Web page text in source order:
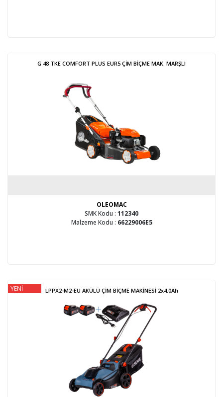
G 48 TKE COMFORT PLUS EUR5 ÇİM BİÇME MAK. MARŞLI
OLEOMAC
SMK Kodu : 112340
Malzeme Kodu : 66229006E5
YENİ LPPX2-M2-EU AKÜLÜ ÇİM BİÇME MAKİNESİ 2x4.0Ah